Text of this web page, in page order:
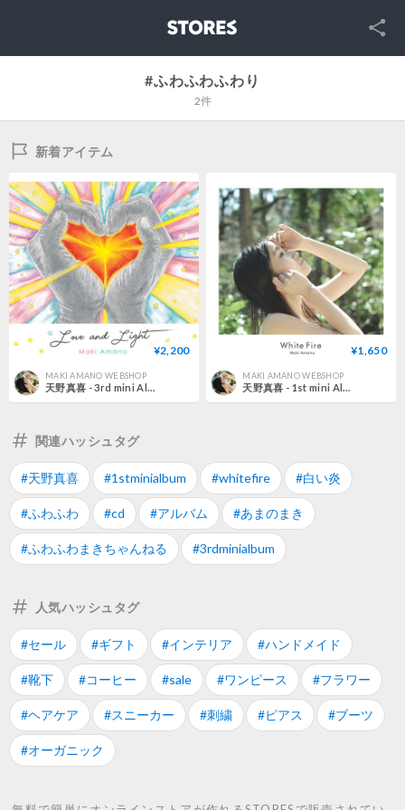
SNS
#ふわふわふわり
2件
新着アイテム
¥2,200
MAKI AMANO WEBSHOP
天野真喜 - 3rd mini Album『Love and Light』
¥1,650
MAKI AMANO WEBSHOP
天野真喜 - 1st mini Album『White Fire』
関連ハッシュタグ
#天野真喜 #1stminialbum #whitefire #白い炎
#ふわふわ #cd #アルバム #あまのまき
#ふわふわまきちゃんねる #3rdminialbum
人気ハッシュタグ
#セール #ギフト #インテリア #ハンドメイド
#靴下 #コーヒー #sale #ワンピース #フラワー
#ヘアケア #スニーカー #刺繍 #ピアス #ブーツ
#オーガニック